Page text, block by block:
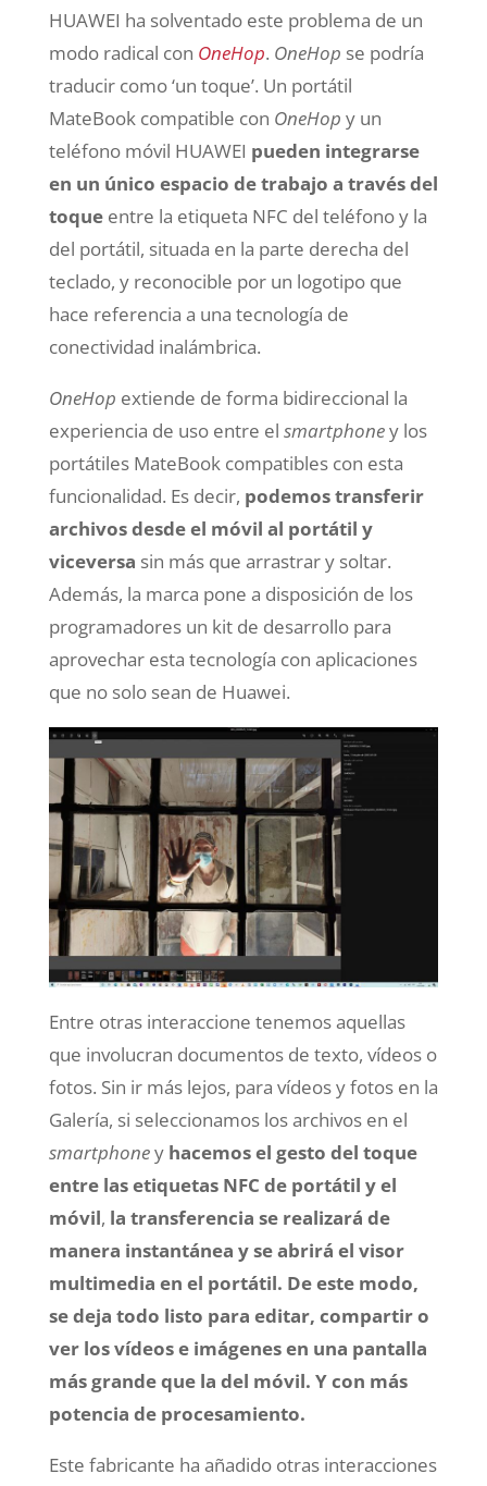
HUAWEI ha solventado este problema de un
modo radical con OneHop. OneHop se podría
traducir como ‘un toque’. Un portátil
MateBook compatible con OneHop y un
teléfono móvil HUAWEI pueden integrarse
en un único espacio de trabajo a través del
toqueentre la etiqueta NFC del teléfono y la
del portátil, situada en la parte derecha del
teclado, y reconocible por un logotipo que
hace referencia a una tecnología de
conectividad inalámbrica.
OneHop extiende de forma bidireccional la
experiencia de uso entre el smartphoney los
portátiles MateBook compatibles con esta
funcionalidad. Es decir, podemos transferir
archivos desde el móvil al portátil y
viceversa sin más que arrastrar y soltar.
Además, la marca pone a disposición de los
programadores un kit de desarrollo para
aprovechar esta tecnología con aplicaciones
que no solo sean de Huawei.
Entre otras interaccione tenemos aquellas
que involucran documentos de texto, vídeos o
fotos. Sin ir más lejos, para vídeos y fotos en la
Galería, si seleccionamos los archivos en el
smartphoney hacemos el gesto del toque
entre las etiquetas NFC de portátil y el
móvil, la transferencia se realizará de
manera instantánea y se abrirá el visor
multimedia en el portátil. De este modo,
se deja todo listo para editar, compartir o
ver los vídeos e imágenes en una pantalla
más grande que la del móvil. Y con más
potencia de procesamiento.
Este fabricante ha añadido otras interacciones